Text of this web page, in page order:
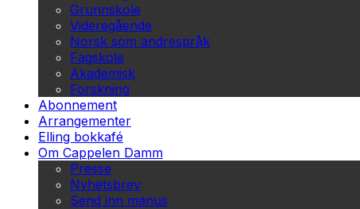
Grunnskole
Videregående
Norsk som andrespråk
Fagskole
Akademisk
Forskning
Abonnement
Arrangementer
Elling bokkafé
Om Cappelen Damm
Presse
Nyhetsbrev
Send inn manus